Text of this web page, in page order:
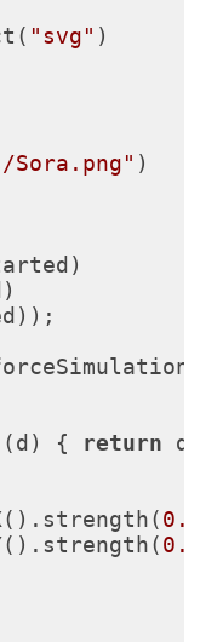
"svg" )
Sora.png" )
(d ) { return